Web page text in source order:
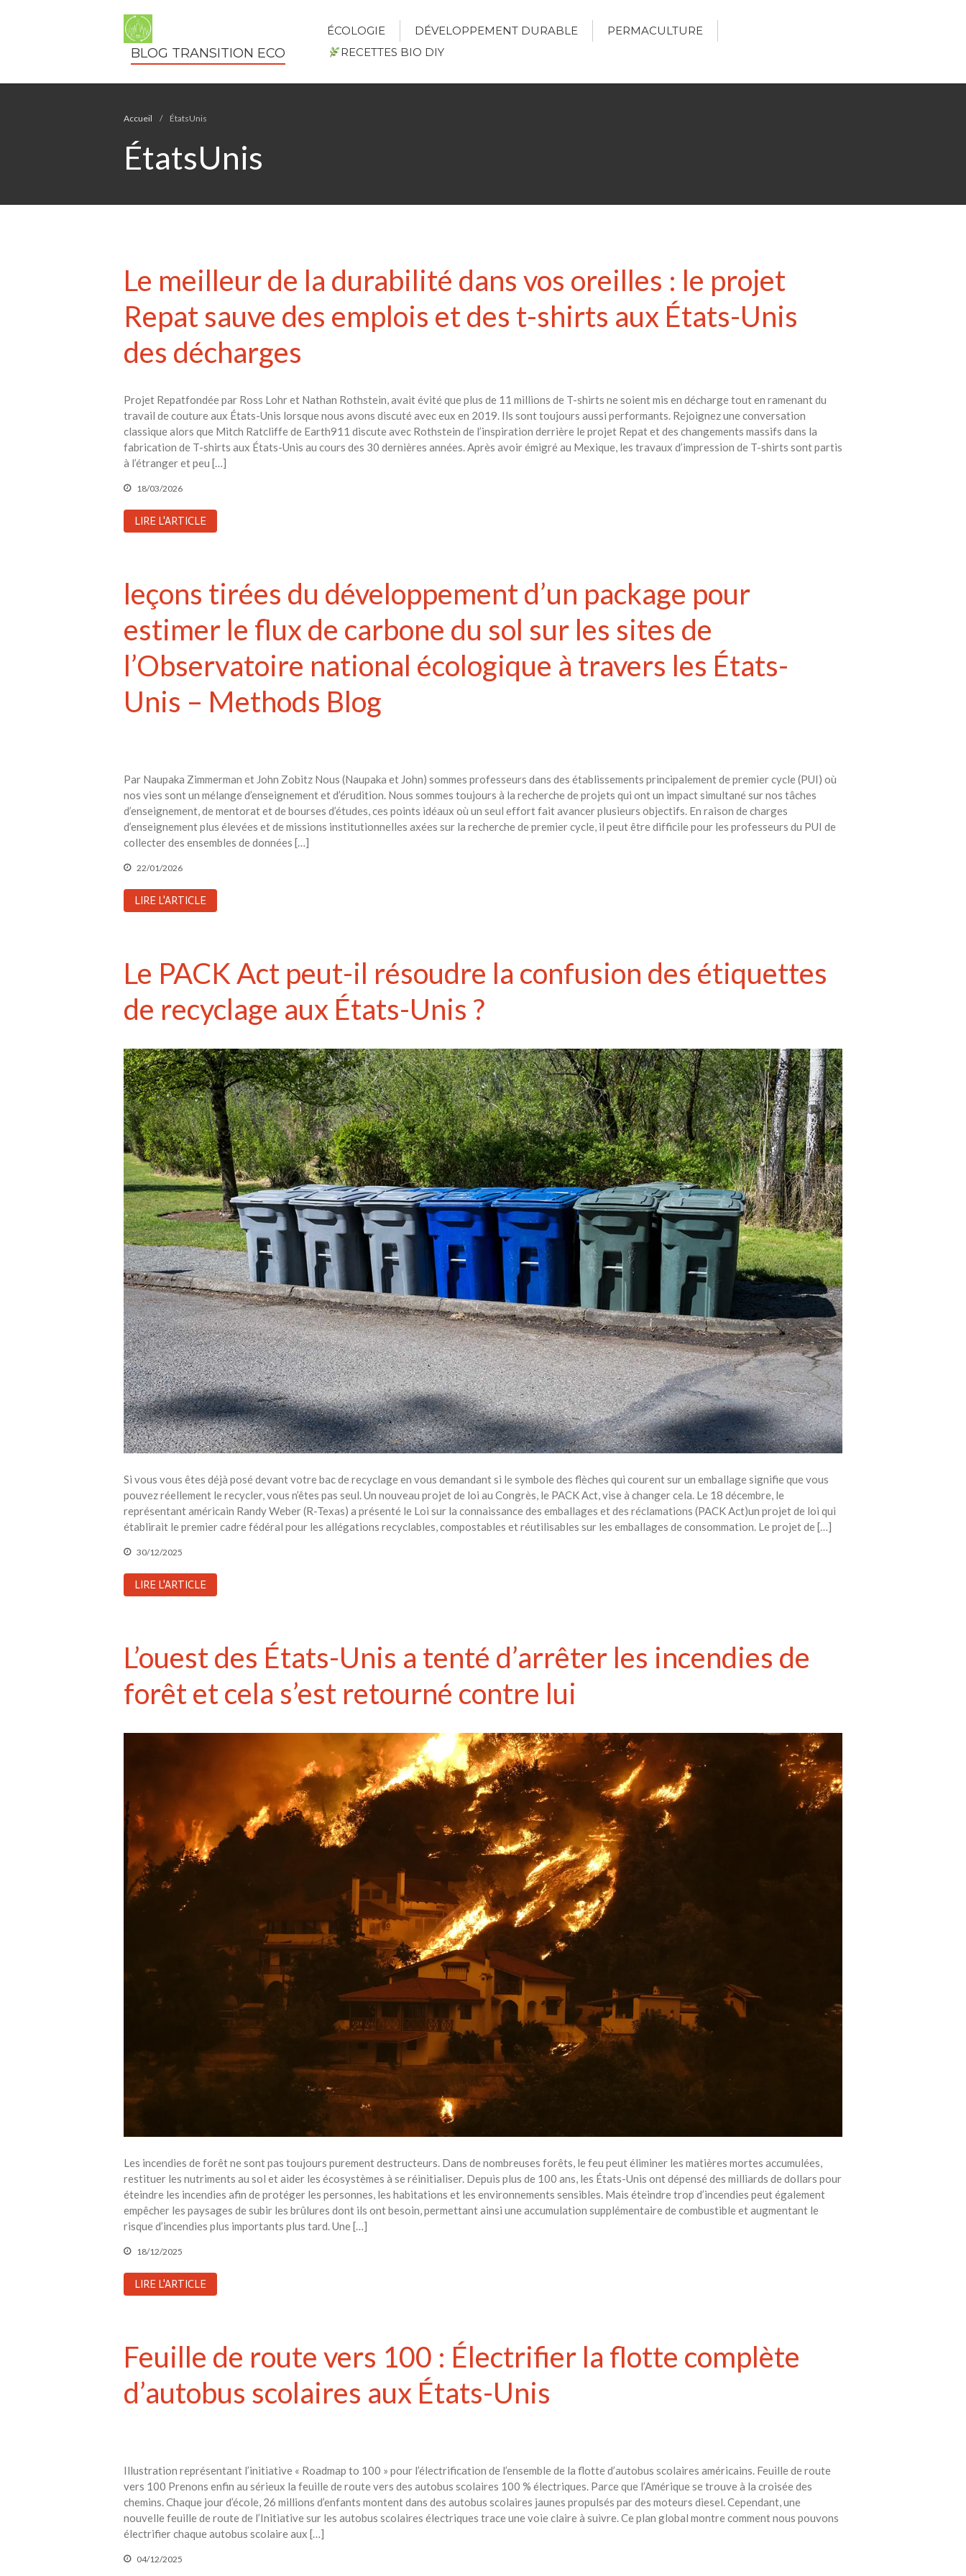
Toits verts | Association
L’intelligence artificielle pour
prédire le succès des invasions
BLOG TRANSITION ECO
ÉCOLOGIE DÉVELOPPEMENT DURABLE
PERMACULTURE
RECETTES BIO DIY
Accueil / ÉtatsUnis
ÉtatsUnis
Le meilleur de la durabilité dans vos oreilles : le projet
Repat sauve des emplois et des t-shirts aux États-Unis
des décharges
Projet Repatfondée par Ross Lohr et Nathan Rothstein, avait évité que plus de 11 millions de T-shirts ne soient mis en décharge tout en ramenant du
travail de couture aux États-Unis lorsque nous avons discuté avec eux en 2019. Ils sont toujours aussi performants. Rejoignez une conversation
classique alors que Mitch Ratcliffe de Earth911 discute avec Rothstein de l’inspiration derrière le projet Repat et des changements massifs dans la
fabrication de T-shirts aux États-Unis au cours des 30 dernières années. Après avoir émigré au Mexique, les travaux d’impression de T-shirts sont partis
à l’étranger et peu […]
18/03/2026
LIRE L'ARTICLE
leçons tirées du développement d’un package pour
estimer le flux de carbone du sol sur les sites de
l’Observatoire national écologique à travers les États-
Unis – Methods Blog
Par Naupaka Zimmerman et John Zobitz Nous (Naupaka et John) sommes professeurs dans des établissements principalement de premier cycle (PUI) où
nos vies sont un mélange d’enseignement et d’érudition. Nous sommes toujours à la recherche de projets qui ont un impact simultané sur nos tâches
d’enseignement, de mentorat et de bourses d’études, ces points idéaux où un seul effort fait avancer plusieurs objectifs. En raison de charges
d’enseignement plus élevées et de missions institutionnelles axées sur la recherche de premier cycle, il peut être difficile pour les professeurs du PUI de
collecter des ensembles de données […]
22/01/2026
LIRE L'ARTICLE
Le PACK Act peut-il résoudre la confusion des étiquettes
de recyclage aux États-Unis ?
Si vous vous êtes déjà posé devant votre bac de recyclage en vous demandant si le symbole des flèches qui courent sur un emballage signifie que vous
pouvez réellement le recycler, vous n’êtes pas seul. Un nouveau projet de loi au Congrès, le PACK Act, vise à changer cela. Le 18 décembre, le
représentant américain Randy Weber (R-Texas) a présenté le Loi sur la connaissance des emballages et des réclamations (PACK Act)un projet de loi qui
établirait le premier cadre fédéral pour les allégations recyclables, compostables et réutilisables sur les emballages de consommation. Le projet de […]
30/12/2025
LIRE L'ARTICLE
L’ouest des États-Unis a tenté d’arrêter les incendies de
forêt et cela s’est retourné contre lui
Les incendies de forêt ne sont pas toujours purement destructeurs. Dans de nombreuses forêts, le feu peut éliminer les matières mortes accumulées,
restituer les nutriments au sol et aider les écosystèmes à se réinitialiser. Depuis plus de 100 ans, les États-Unis ont dépensé des milliards de dollars pour
éteindre les incendies afin de protéger les personnes, les habitations et les environnements sensibles. Mais éteindre trop d’incendies peut également
empêcher les paysages de subir les brûlures dont ils ont besoin, permettant ainsi une accumulation supplémentaire de combustible et augmentant le
risque d’incendies plus importants plus tard. Une […]
18/12/2025
LIRE L'ARTICLE
Feuille de route vers 100 : Électrifier la flotte complète
d’autobus scolaires aux États-Unis
Illustration représentant l’initiative « Roadmap to 100 » pour l’électrification de l’ensemble de la flotte d’autobus scolaires américains. Feuille de route
vers 100 Prenons enfin au sérieux la feuille de route vers des autobus scolaires 100 % électriques. Parce que l’Amérique se trouve à la croisée des
chemins. Chaque jour d’école, 26 millions d’enfants montent dans des autobus scolaires jaunes propulsés par des moteurs diesel. Cependant, une
nouvelle feuille de route de l’Initiative sur les autobus scolaires électriques trace une voie claire à suivre. Ce plan global montre comment nous pouvons
électrifier chaque autobus scolaire aux […]
04/12/2025